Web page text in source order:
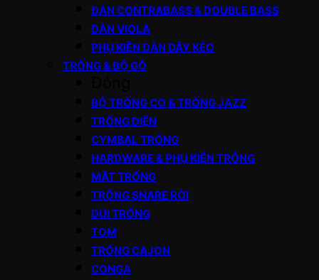
ĐÀN CONTRABASS & DOUBLE BASS
ĐÀN VIOLA
PHỤ KIỆN ĐÀN DÂY KÉO
TRỐNG & BỘ GÕ
BỘ TRỐNG CƠ & TRỐNG JAZZ
TRỐNG ĐIỆN
CYMBAL TRỐNG
HARDWARE & PHỤ KIỆN TRỐNG
MẶT TRỐNG
TRỐNG SNARE RỜI
DÙI TRỐNG
TOM
TRỐNG CAJON
CONGA